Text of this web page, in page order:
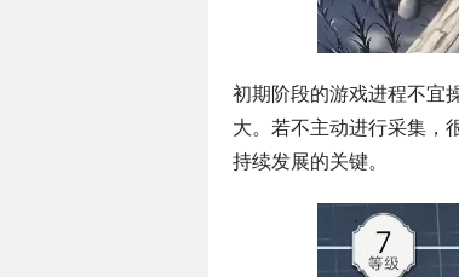
初期阶段的游戏进程不宜
大。若不主动进行采集，
持续发展的关键。